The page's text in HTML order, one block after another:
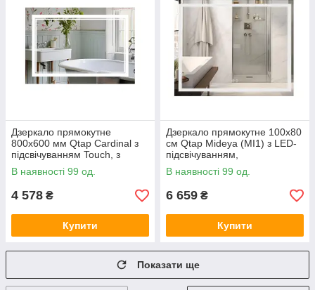
Дзеркало прямокутне
800х600 мм Qtap Cardinal з
підсвічуванням Touch, з
антизапотіванням, з
димером, рег. темп. кольори
В наявності 99 од.
4 578 ₴
Купити
Дзеркало прямокутне 100x80
см Qtap Mideya (MI1) з LED-
підсвічуванням,
антизапотіванням та
регулюванням яскравості
В наявності 99 од.
6 659 ₴
Купити
Показати ще